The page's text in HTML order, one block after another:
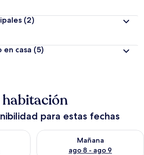
(2)
casa (5)
para estas fechas
para hoy ago 7 - ago 8
Mañana
ago 8 - ago 9
Consulta la disponibilidad